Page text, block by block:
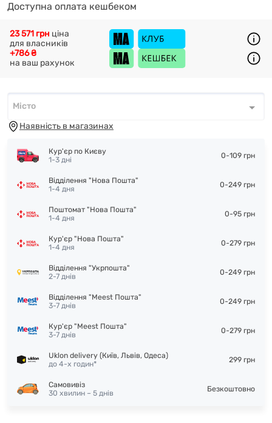
Доступна оплата кешбеком
+786 ₴
на ваш рахунок
23 571 грн ціна
для власників
Місто*
Місто
Наявність в магазинах
Кур'єр по Києву
1-3 дні
0-109 грн
Відділення "Нова Пошта"
1-4 дня
0-249 грн
Поштомат "Нова Пошта"
1-4 дня
0-95 грн
Кур'єр "Нова Пошта"
1-4 дня
0-279 грн
Відділення "Укрпошта"
2-7 днів
0-249 грн
Відділення "Meest Пошта"
3-7 днів
0-249 грн
Кур'єр "Meest Пошта"
3-7 днів
0-279 грн
Uklon delivery (Київ, Львів, Одеса)
до 4-х годин*
299 грн
Самовивіз
30 хвилин – 5 днів
Безкоштовно